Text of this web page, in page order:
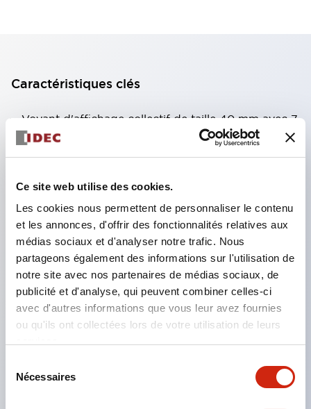
Ce site web utilise des cookies.
Les cookies nous permettent de personnaliser le contenu
et les annonces, d'offrir des fonctionnalités relatives aux
médias sociaux et d'analyser notre trafic. Nous
partageons également des informations sur l'utilisation de
notre site avec nos partenaires de médias sociaux, de
publicité et d'analyse, qui peuvent combiner celles-ci
avec d'autres informations que vous leur avez fournies
ou qu'ils ont collectées lors de votre utilisation de leurs
Nécessaires
Caractéristiques clés
Voyant d'affichage collectif de taille 40 mm avec 7
types de surfaces lumineuses au choix.
Équipé d'une fenêtre variable pour une meilleure
visibilité même en hauteur. (Sauf types C, L, G)
Utilisation de LED super lumineuses à émission de
surface ultra-haute intensité.
Réduction du temps de câblage grâce à la
structure à bornes SS, intégration du couvercle de
borne et du corps, et structure anti-chute des vis.
Adoption d'un support de liaison avec couvercle,
éliminant le besoin d'un couvercle de protection
contre les chocs électriques. (Lors de l'utilisation
combinée avec les bornes SS)
Film nominatif compatible pour un marquage